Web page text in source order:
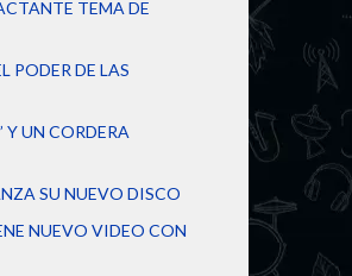
TEMA DE
PODER DE LAS
Y UN CORDERA
SU NUEVO DISCO
NUEVO VIDEO CON